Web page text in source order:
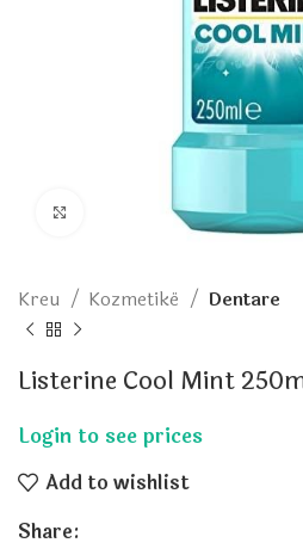
Click to enlarge
Kreu Kozmetikë Dentare
Listerine Cool Mint
Add to wishlist
Share: